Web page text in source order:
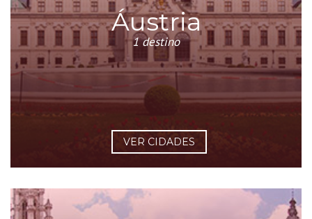
Áustria
1 destino
VER CIDADES